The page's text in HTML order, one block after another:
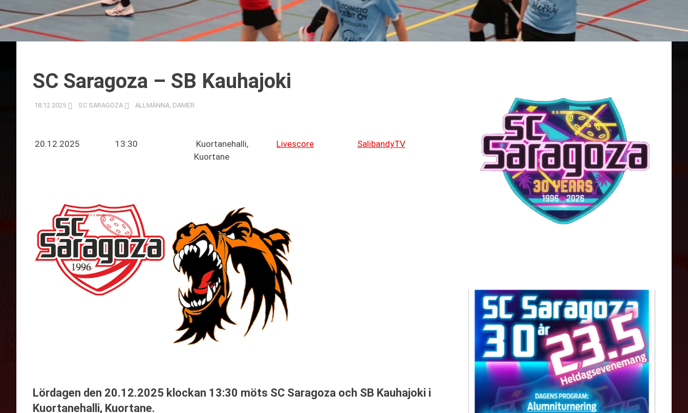
SC Saragoza – SB Kauhajoki
18.12.2025 SC SARAGOZA ALLMÄNNA, DAMER
20.12.2025 13:30
Kuortanehalli,
Kuortane
Livescore SalibandyTV
Lördagen den 20.12.2025 klockan 13:30 möts SC Saragoza och SB Kauhajoki i
Kuortanehalli, Kuortane.